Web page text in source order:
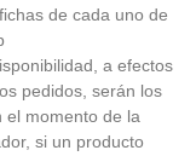
de cada uno de
a efectos
pedidos, serán los
el momento de la
si un producto